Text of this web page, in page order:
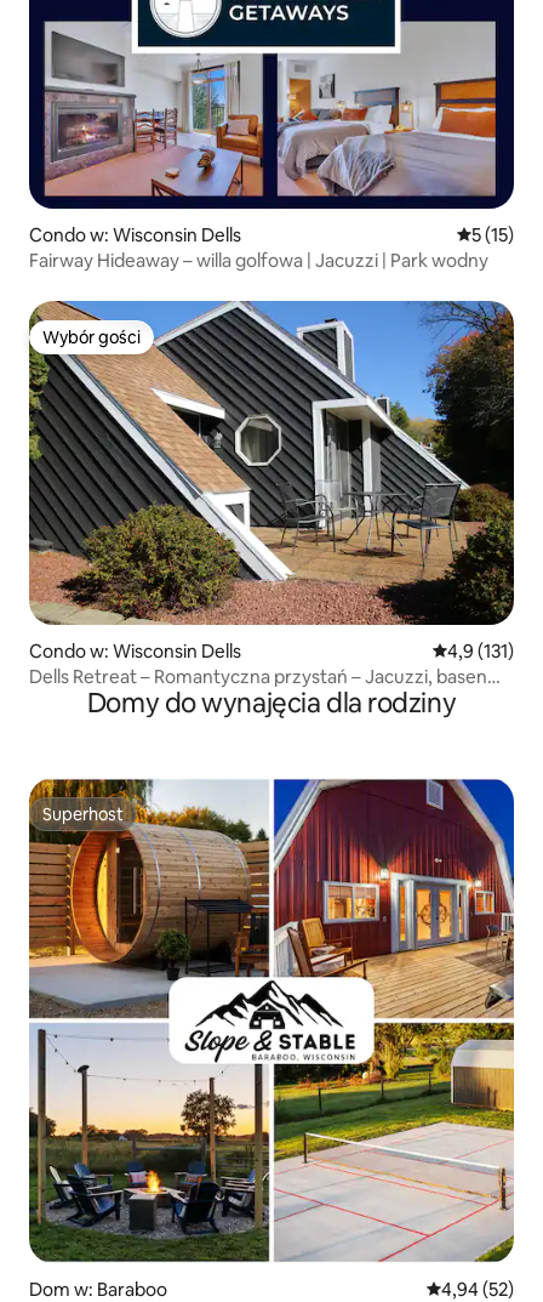
Condo w: Wisconsin Dells Średnia
5 (15)
Fairway Hideaway – willa golfowa | Jacuzzi | Park wodny
Wybór gości
Wybór gości
Condo w: Wisconsin Dells Średnia
4,9 (131)
Dells Retreat – Romantyczna przystań – Jacuzzi, basen
i wanna z hydromasażą
Domy do wynajęcia dla rodziny
Superhost
Superhost
Dom w: Baraboo Średnia
4,94 (52)